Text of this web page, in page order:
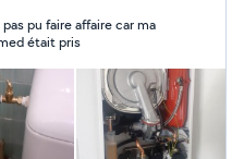
pu faire affaire car ma
était pris